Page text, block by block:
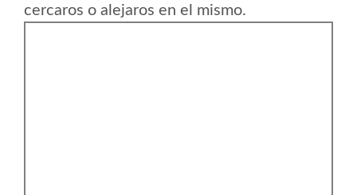
cercaros o alejaros en el mismo.